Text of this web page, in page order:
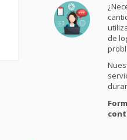
de